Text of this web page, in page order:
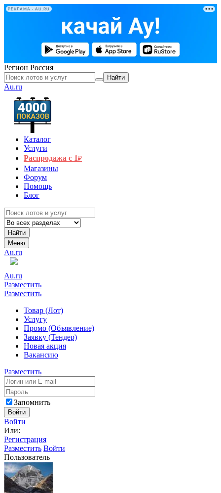
РЕКЛАМА • AU.RU
Регион Россия
Найти
Au.ru
Каталог
Услуги
Распродажа с 1₽
Магазины
Форум
Помощь
Блог
Найти
Меню
Au.ru
Au.ru
Разместить
Разместить
Товар (Лот)
Услугу
Промо (Объявление)
Заявку (Тендер)
Новая акция
Вакансию
Разместить
Запомнить
Войти
Войти
Или:
Регистрация
Разместить Войти
Пользователь